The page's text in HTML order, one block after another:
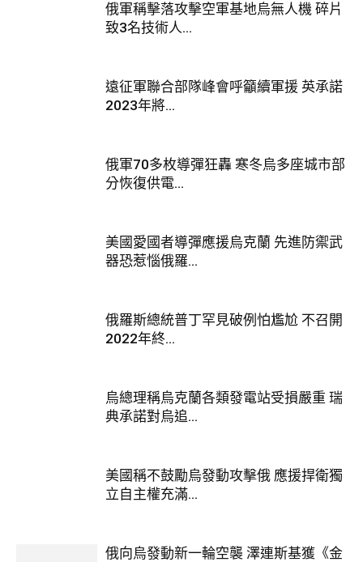
俄軍稱擊落攻擊空軍基地烏無人機 碎片
致3名技術人...
遠征軍聯合部隊峰會呼籲續軍援 英承諾
2023年將...
俄軍70多枚導彈狂轟 寒冬烏多座城市部
分恢復供電...
美國愛國者導彈應援烏克蘭 先進防禦武
器恐惹惱俄羅...
俄羅斯總統普丁罕見破例怕尷尬 不召開
2022年終...
烏總理稱烏克蘭各類發電站受損嚴重 瑞
典承諾對烏追...
美國稱不鼓勵烏發動攻擊俄 應援捍衛獨
立自主權充滿...
俄向烏發動新一輪空襲 澤連斯基獲《金